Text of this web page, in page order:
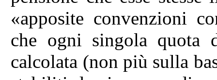
«apposite convenzioni
che ogni singola quota
calcolata (non più sulla